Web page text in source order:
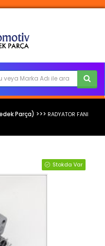
Parça) >>> RADYATOR FANI
Stokda Var